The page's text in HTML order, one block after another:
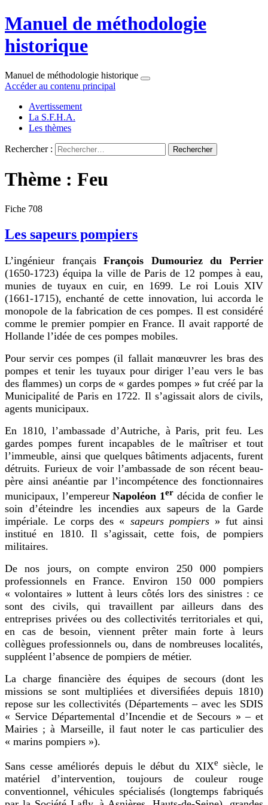
Manuel de méthodologie
historique
Manuel de méthodologie historique
Accéder au contenu principal
Avertissement
La S.F.H.A.
Les thèmes
Rechercher :
Thème : Feu
Fiche 708
Les sapeurs pompiers
L’ingénieur françaisFrançois Dumouriez du Perrier
(1650-1723) équipa la ville de Paris de 12 pompes à eau,
munies de tuyaux en cuir, en 1699. Le roi Louis XIV
(1661-1715), enchanté de cette innovation, lui accorda le
monopole de la fabrication de ces pompes. Il est considéré
comme le premier pompier en France. Il avait rapporté de
Hollande l’idée de ces pompes mobiles.
Pour servir ces pompes (il fallait manœuvrer les bras des
pompes et tenir les tuyaux pour diriger l’eau vers le bas
des ﬂammes) un corps de « gardes pompes » fut créé par la
Municipalité de Paris en 1722. Il s’agissait alors de civils,
agents municipaux.
En 1810, l’ambassade d’Autriche, à Paris, prit feu. Les
gardes pompes furent incapables de le maîtriser et tout
l’immeuble, ainsi que quelques bâtiments adjacents, furent
détruits. Furieux de voir l’ambassade de son récent beau-
père ainsi anéantie par l’incompétence des fonctionnaires
municipaux, l’empereurNapoléon 1er décida de conﬁer le
soin d’éteindre les incendies aux sapeurs de la Garde
impériale. Le corps des « sapeurs pompiers» fut ainsi
institué en 1810. Il s’agissait, cette fois, de pompiers
militaires.
De nos jours, on compte environ 250 000 pompiers
professionnels en France. Environ 150 000 pompiers
« volontaires » luttent à leurs côtés lors des sinistres : ce
sont des civils, qui travaillent par ailleurs dans des
entreprises privées ou des collectivités territoriales et qui,
en cas de besoin, viennent prêter main forte à leurs
collègues professionnels ou, dans de nombreuses localités,
suppléent l’absence de pompiers de métier.
La charge ﬁnancière des équipes de secours (dont les
missions se sont multipliées et diversiﬁées depuis 1810)
repose sur les collectivités (Départements – avec les SDIS
« Service Départemental d’Incendie et de Secours » – et
Mairies ; à Marseille, il faut noter le cas particulier des
« marins pompiers »).
Sans cesse améliorés depuis le début du XIXe siècle, le
matériel d’intervention, toujours de couleur rouge
conventionnel, véhicules spécialisés (longtemps fabriqués